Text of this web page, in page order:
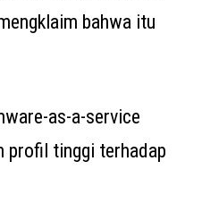
bahwa itu
as-a-service
profil tinggi terhadap